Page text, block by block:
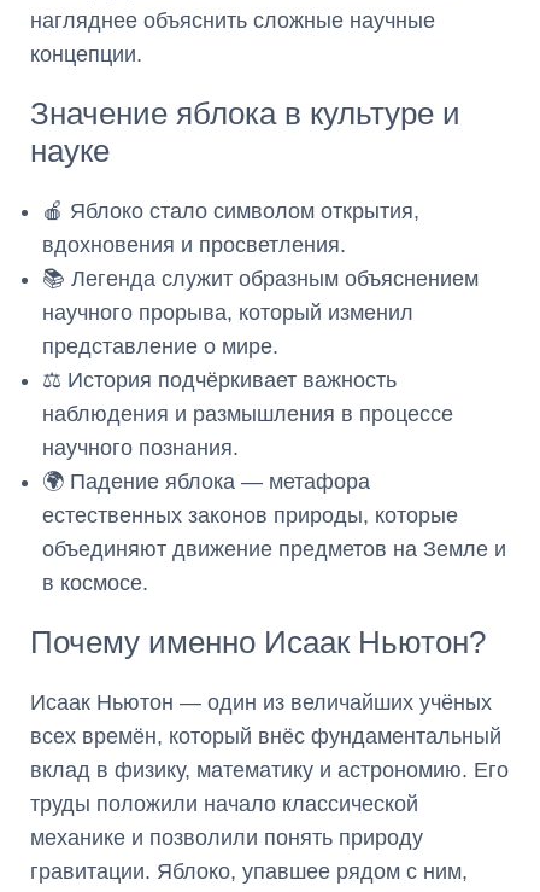
нагляднее объяснить сложные научные
концепции.
Значение яблока в культуре и
науке
🍎 Яблоко стало символом открытия,
вдохновения и просветления.
📚 Легенда служит образным объяснением
научного прорыва, который изменил
представление о мире.
⚖️ История подчёркивает важность
наблюдения и размышления в процессе
научного познания.
🌍 Падение яблока — метафора
естественных законов природы, которые
объединяют движение предметов на Земле и
в космосе.
Почему именно Исаак Ньютон?
Исаак Ньютон — один из величайших учёных
всех времён, который внёс фундаментальный
вклад в физику, математику и астрономию. Его
труды положили начало классической
механике и позволили понять природу
гравитации. Яблоко, упавшее рядом с ним,